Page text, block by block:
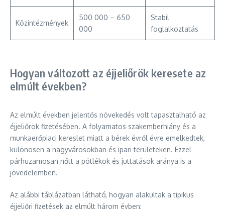
Közintézmények
500 000 – 650
000
Stabil
foglalkoztatás
Hogyan változott az éjjeliőrök keresete az
elmúlt években?
Az elmúlt években jelentős növekedés volt tapasztalható az
éjjeliőrök fizetésében. A folyamatos szakemberhiány és a
munkaerőpiaci kereslet miatt a bérek évről évre emelkedtek,
különösen a nagyvárosokban és ipari területeken. Ezzel
párhuzamosan nőtt a pótlékok és juttatások aránya is a
jövedelemben.
Az alábbi táblázatban látható, hogyan alakultak a tipikus
éjjeliőri fizetések az elmúlt három évben: